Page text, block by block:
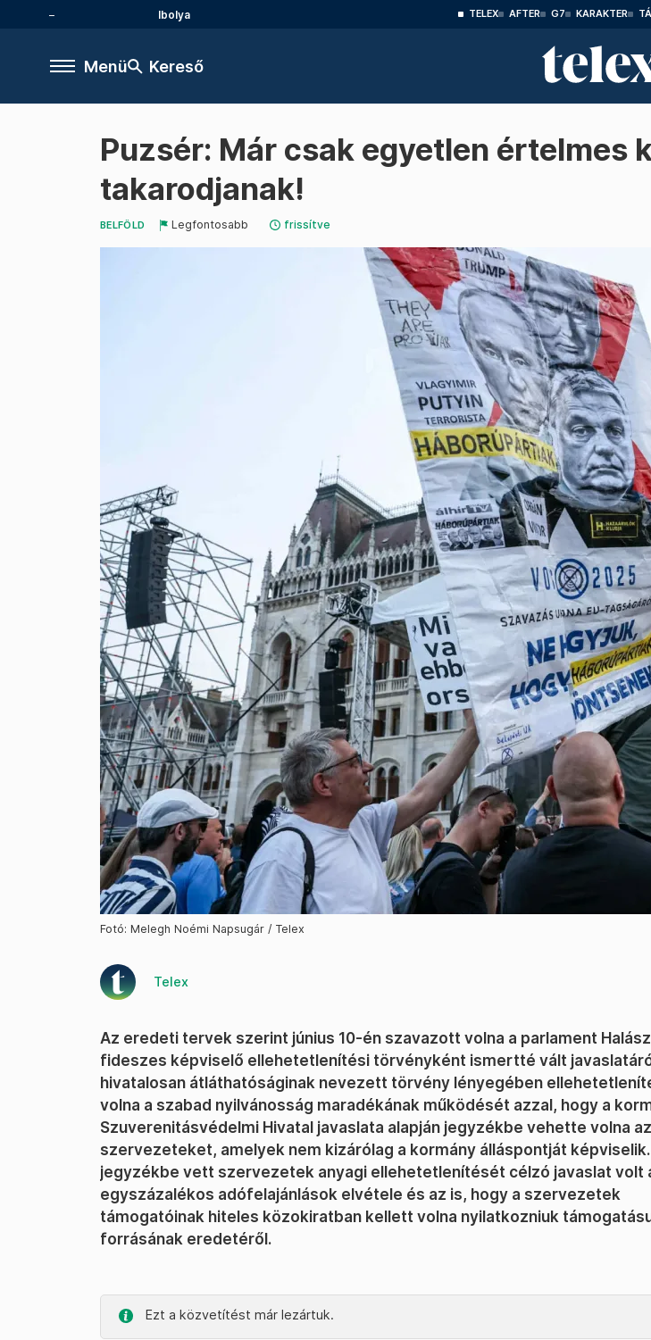
Ibolya TELEX AFTER G7 KARAKTER
Menü Kereső
Puzsér: Már csak egyetlen értelmes
takarodjanak!
BELFÖLD Legfontosabb frissítve
Fotó: Melegh Noémi Napsugár / Telex
Telex
Az eredeti tervek szerint június 10-én szavazott volna a parlament
fideszes képviselő ellehetetlenítési törvényként ismertté vált
hivatalosan átláthatóságinak nevezett törvény lényegében
volna a szabad nyilvánosság maradékának működését azzal, hogy a
Szuverenitásvédelmi Hivatal javaslata alapján jegyzékbe vehette volna
szervezeteket, amelyek nem kizárólag a kormány álláspontját
jegyzékbe vett szervezetek anyagi ellehetetlenítését célzó javaslat volt
egyszázalékos adófelajánlások elvétele és az is, hogy a szervezetek
támogatóinak hiteles közokiratban kellett volna nyilatkozniuk
forrásának eredetéről.
Ezt a közvetítést már lezártuk.